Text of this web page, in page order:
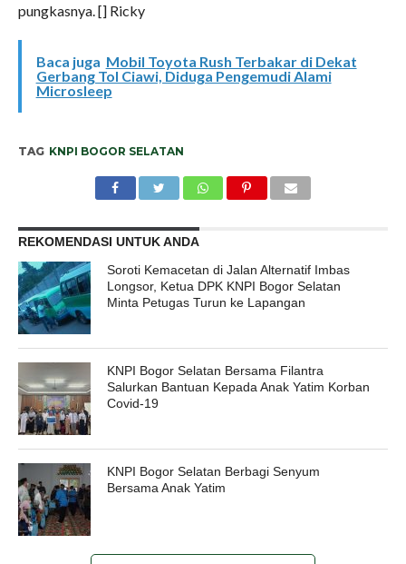
pungkasnya. [] Ricky
Baca juga Mobil Toyota Rush Terbakar di Dekat
Gerbang Tol Ciawi, Diduga Pengemudi Alami
Microsleep
TAG KNPI BOGOR SELATAN
REKOMENDASI UNTUK ANDA
Soroti Kemacetan di Jalan Alternatif Imbas
Longsor, Ketua DPK KNPI Bogor Selatan
Minta Petugas Turun ke Lapangan
KNPI Bogor Selatan Bersama Filantra
Salurkan Bantuan Kepada Anak Yatim Korban
Covid-19
KNPI Bogor Selatan Berbagi Senyum
Bersama Anak Yatim